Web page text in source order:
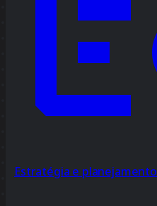
Estratégia e planejamento